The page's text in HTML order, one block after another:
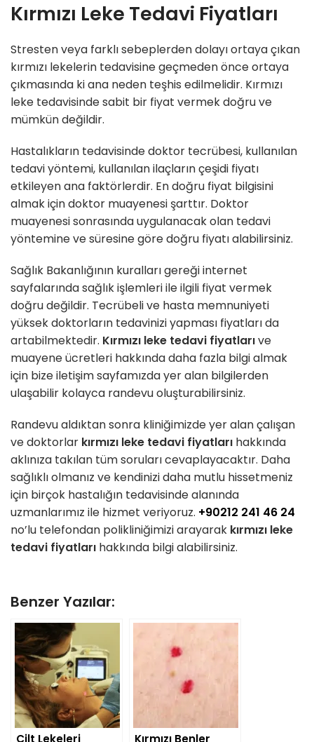
Kırmızı Leke Tedavi Fiyatları
Stresten veya farklı sebeplerden dolayı ortaya çıkan
kırmızı lekelerin tedavisine geçmeden önce ortaya
çıkmasında ki ana neden teşhis edilmelidir. Kırmızı
leke tedavisinde sabit bir fiyat vermek doğru ve
mümkün değildir.
Hastalıkların tedavisinde doktor tecrübesi, kullanılan
tedavi yöntemi, kullanılan ilaçların çeşidi fiyatı
etkileyen ana faktörlerdir. En doğru fiyat bilgisini
almak için doktor muayenesi şarttır. Doktor
muayenesi sonrasında uygulanacak olan tedavi
yöntemine ve süresine göre doğru fiyatı alabilirsiniz.
Sağlık Bakanlığının kuralları gereği internet
sayfalarında sağlık işlemleri ile ilgili fiyat vermek
doğru değildir. Tecrübeli ve hasta memnuniyeti
yüksek doktorların tedavinizi yapması fiyatları da
artabilmektedir. Kırmızı leke tedavi fiyatlarıve
muayene ücretleri hakkında daha fazla bilgi almak
için bize iletişim sayfamızda yer alan bilgilerden
ulaşabilir kolayca randevu oluşturabilirsiniz.
Randevu aldıktan sonra kliniğimizde yer alan çalışan
ve doktorlar kırmızı leke tedavi fiyatları hakkında
aklınıza takılan tüm soruları cevaplayacaktır. Daha
sağlıklı olmanız ve kendinizi daha mutlu hissetmeniz
için birçok hastalığın tedavisinde alanında
uzmanlarımız ile hizmet veriyoruz. +90212 241 46 24
no’lu telefondan polikliniğimizi arayarak kırmızı leke
tedavi fiyatları hakkında bilgi alabilirsiniz.
Benzer Yazılar: